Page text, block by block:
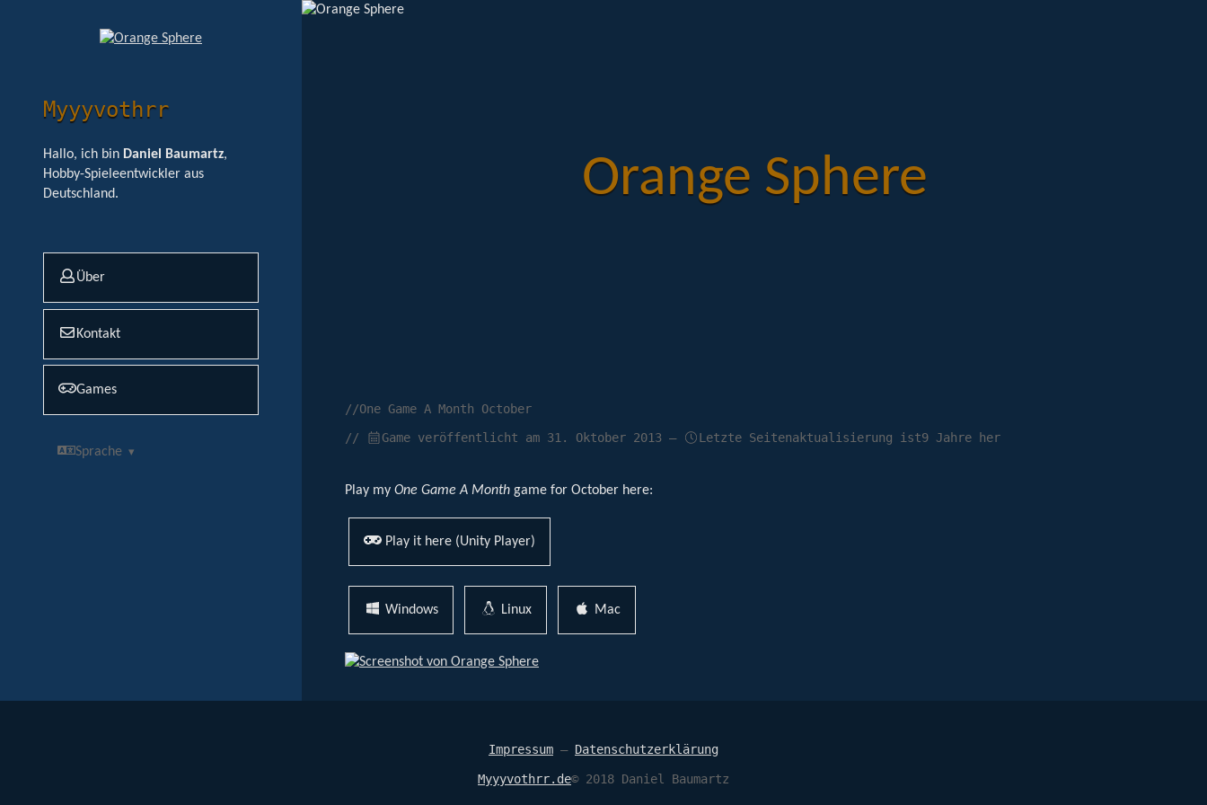
Myyyvothrr
Hallo, ich bin Daniel Baumartz,
Hobby-Spieleentwickler aus
Deutschland.
Über
Kontakt
Games
Sprache
Orange Sphere
//One Game A Month October
// Game veröffentlicht am 31. Oktober 2013 — Letzte Seitenaktualisierung ist9 Jahre her
Play my One Game A Month game for October here:
Play it here (Unity Player)
Windows Linux Mac
Impressum — Datenschutzerklärung
Myyyvothrr.de© 2018 Daniel Baumartz